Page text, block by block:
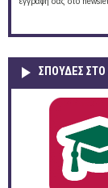
ΣΠΟΥΔΈΣ